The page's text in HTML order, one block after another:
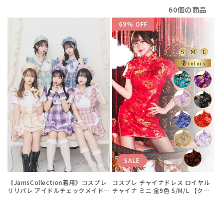
60個の商品
《JamsCollection着用》コスプレ
リリパレ アイドルチェックメイド
SALE
コスプレ チャイナドレス ロイヤル
チャイナ ミニ 全9色 S/M/L 【クリ
69% OFF